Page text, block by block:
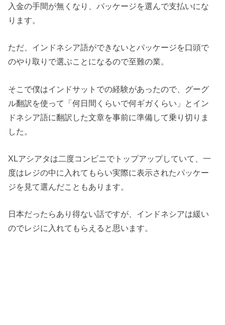
入金の手間が無くなり、パッケージを選んで支払いにな
ります。
ただ、インドネシア語ができないとパッケージを口頭で
のやり取りで選ぶことになるので至難の業。
そこで僕はインドサットでの経験があったので、グーグ
ル翻訳を使って「何日間くらいで何ギガくらい」とイン
ドネシア語に翻訳した文章を事前に準備して乗り切りま
した。
XLアシアタは二度コンビニでトップアップしていて、一
度はレジの中に入れてもらい実際に表示されたパッケー
ジを見て選んだこともあります。
日本だったらあり得ない話ですが、インドネシアは緩い
のでレジに入れてもらえると思います。